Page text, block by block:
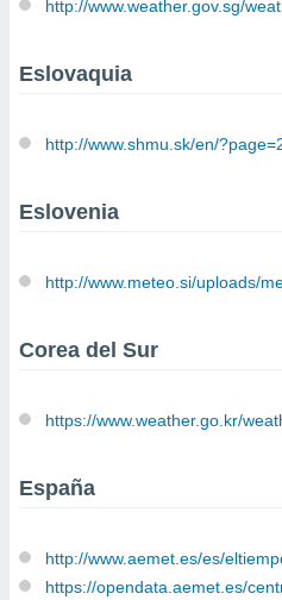
http://www.weather.gov.sg/
Eslovaquia
http://www.shmu.sk/en/
Eslovenia
http://www.meteo.si/uploads/
Corea del Sur
https://www.weather.go.kr/
España
http://www.aemet.es/es/
https://opendata.aemet.es/